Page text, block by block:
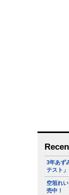
3年あず
テスト
空垣れ
売中！